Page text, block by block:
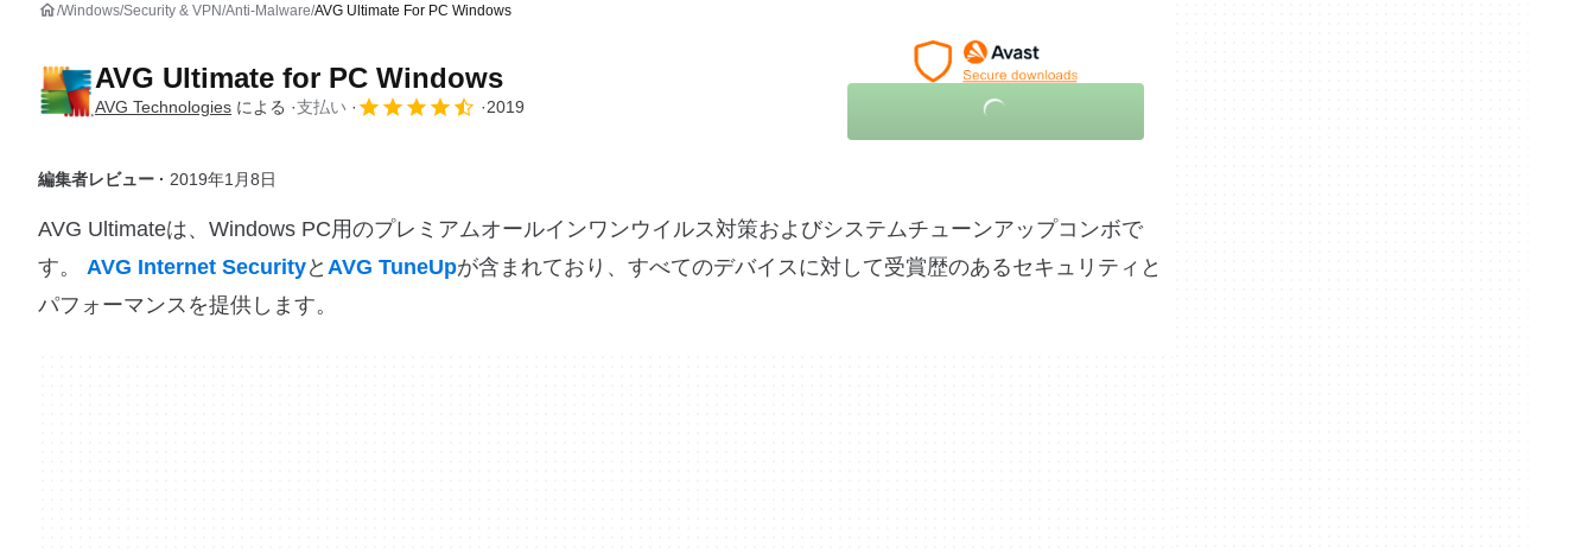
Windows Security & VPN Anti-Malware AVG Ultimate For PC Windows
AVG Ultimate for PC Windows
AVG Technologies による 支払い 2019
編集者レビュー · 2019年1月8日
AVG Ultimateは、Windows PC用のプレミアムオールインワンウイルス対策およびシステムチューンアップコンボで
す。 AVG Internet Securityと AVG TuneUpが含まれており、すべてのデバイスに対して受賞歴のあるセキュリティと
パフォーマンスを提供します。